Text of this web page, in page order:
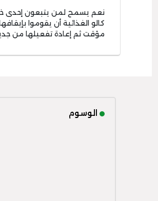
نعم يسمح لمن يتبعون إحدى
كالو الغذائية أن يقوموا
مؤقت ثم إعادة تفعيلها من
الوسوم